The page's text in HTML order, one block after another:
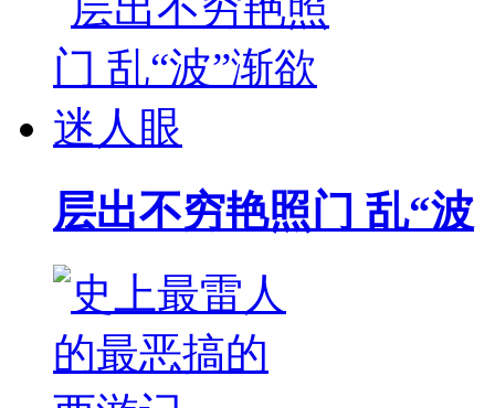
层出不穷艳照门 乱“波